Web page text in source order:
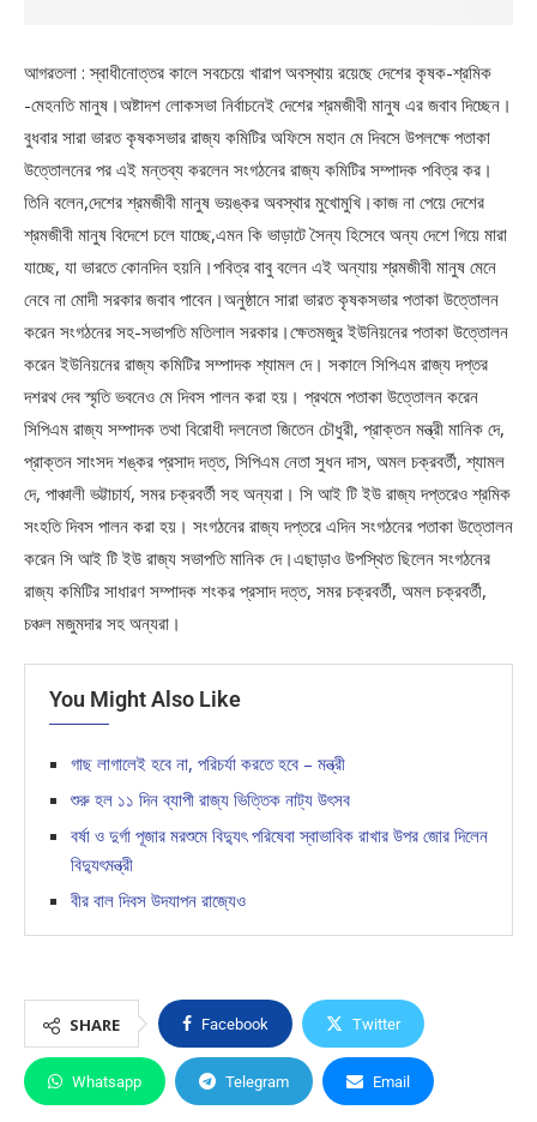
আগরতলা : স্বাধীনোত্তর কালে সবচেয়ে খারাপ অবস্থায় রয়েছে দেশের কৃষক-শ্রমিক
-মেহনতি মানুষ।অষ্টাদশ লোকসভা নির্বাচনেই দেশের শ্রমজীবী মানুষ এর জবাব দিচ্ছেন।
বুধবার সারা ভারত কৃষকসভার রাজ্য কমিটির অফিসে মহান মে দিবসে উপলক্ষে পতাকা
উত্তোলনের পর এই মন্তব্য করলেন সংগঠনের রাজ্য কমিটির সম্পাদক পবিত্র কর।
তিনি বলেন,দেশের শ্রমজীবী মানুষ ভয়ঙ্কর অবস্থার মুখোমুখি।কাজ না পেয়ে দেশের
শ্রমজীবী মানুষ বিদেশে চলে যাচ্ছে,এমন কি ভাড়াটে সৈন্য হিসেবে অন্য দেশে গিয়ে মারা
যাচ্ছে, যা ভারতে কোনদিন হয়নি।পবিত্র বাবু বলেন এই অন্যায় শ্রমজীবী মানুষ মেনে
নেবে না মোদী সরকার জবাব পাবেন।অনুষ্ঠানে সারা ভারত কৃষকসভার পতাকা উত্তোলন
করেন সংগঠনের সহ-সভাপতি মতিলাল সরকার।ক্ষেতমজুর ইউনিয়নের পতাকা উত্তোলন
করেন ইউনিয়নের রাজ্য কমিটির সম্পাদক শ্যামল দে। সকালে সিপিএম রাজ্য দপ্তর
দশরথ দেব স্মৃতি ভবনেও মে দিবস পালন করা হয়। প্রথমে পতাকা উত্তোলন করেন
সিপিএম রাজ্য সম্পাদক তথা বিরোধী দলনেতা জিতেন চৌধুরী, প্রাক্তন মন্ত্রী মানিক দে,
প্রাক্তন সাংসদ শঙ্কর প্রসাদ দত্ত, সিপিএম নেতা সুধন দাস, অমল চক্রবর্তী, শ্যামল
দে, পাঞ্চালী ভট্টাচার্য, সমর চক্রবর্তী সহ অন্যরা। সি আই টি ইউ রাজ্য দপ্তরেও শ্রমিক
সংহতি দিবস পালন করা হয়। সংগঠনের রাজ্য দপ্তরে এদিন সংগঠনের পতাকা উত্তোলন
করেন সি আই টি ইউ রাজ্য সভাপতি মানিক দে।এছাড়াও উপস্থিত ছিলেন সংগঠনের
রাজ্য কমিটির সাধারণ সম্পাদক শংকর প্রসাদ দত্ত, সমর চক্রবর্তী, অমল চক্রবর্তী,
চঞ্চল মজুমদার সহ অন্যরা।
You Might Also Like
গাছ লাগালেই হবে না, পরিচর্যা করতে হবে – মন্ত্রী
শুরু হল ১১ দিন ব্যাপী রাজ্য ভিত্তিক নাট্য উৎসব
বর্ষা ও দুর্গা পূজার মরশুমে বিদ্যুৎ পরিষেবা স্বাভাবিক রাখার উপর জোর দিলেন
বিদ্যুৎমন্ত্রী
বীর বাল দিবস উদযাপন রাজ্যেও
SHARE Facebook Twitter
Whatsapp Telegram Email